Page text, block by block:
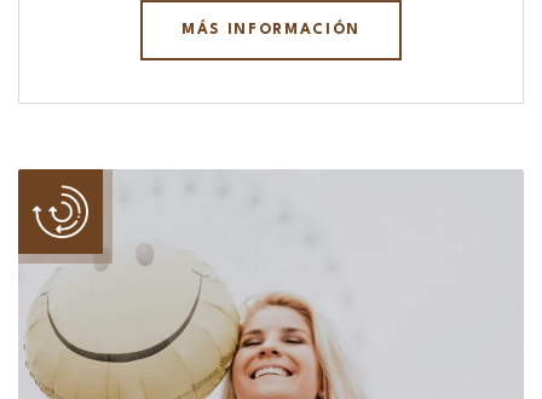
MÁS INFORMACIÓN